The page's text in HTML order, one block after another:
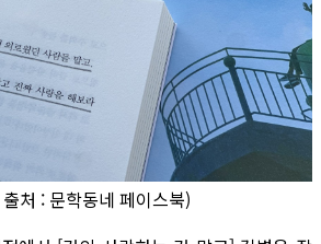
처 : 문학동네 페이스북)